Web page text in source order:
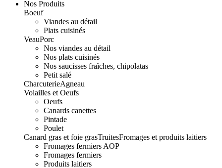
Nos Produits
Boeuf
Viandes au détail
Plats cuisinés
VeauPorc
Nos viandes au détail
Nos plats cuisinés
Nos saucisses fraîches, chipolatas
Petit salé
CharcuterieAgneau
Volailles et Oeufs
Oeufs
Canards canettes
Pintade
Poulet
Canard gras et foie grasTruitesFromages et produits laitiers
Fromages fermiers AOP
Fromages fermiers
Produits laitiers